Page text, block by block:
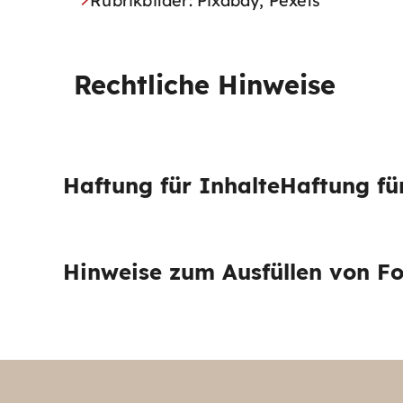
Rechtliche Hinweise
Haftung für InhalteHaftung
Hinweise zum Ausfüllen von